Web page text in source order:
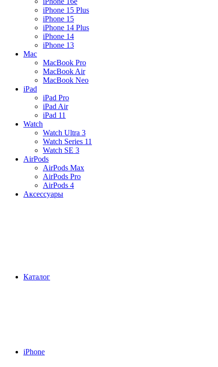
iPhone 15 Plus
iPhone 15
iPhone 14 Plus
iPhone 14
iPhone 13
Mac
MacBook Pro
MacBook Air
MacBook Neo
iPad
iPad Pro
iPad Air
iPad 11
Watch
Watch Ultra 3
Watch Series 11
Watch SE 3
AirPods
AirPods Max
AirPods Pro
AirPods 4
Аксессуары
Каталог
iPhone